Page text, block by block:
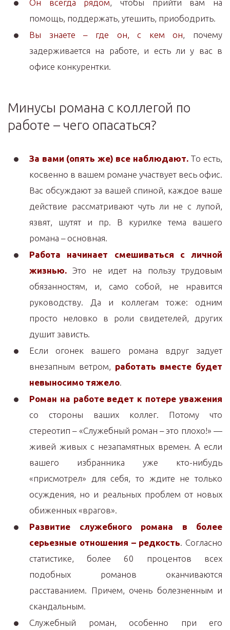
Он всегда рядом, чтобы прийти вам на
помощь, поддержать, утешить, приободрить.
Вы знаете – где он, с кем он, почему
задерживается на работе, и есть ли у вас в
офисе конкурентки.
Минусы романа с коллегой по
работе – чего опасаться?
За вами (опять же) все наблюдают.То есть,
косвенно в вашем романе участвует весь офис.
Вас обсуждают за вашей спиной, каждое ваше
действие рассматривают чуть ли не с лупой,
язвят, шутят и пр. В курилке тема вашего
романа – основная.
Работа начинает смешиваться с личной
жизнью. Это не идет на пользу трудовым
обязанностям, и, само собой, не нравится
руководству. Да и коллегам тоже: одним
просто неловко в роли свидетелей, других
душит зависть.
Если огонек вашего романа вдруг задует
внезапным ветром, работать вместе будет
невыносимо тяжело.
Роман на работе ведет к потере уважения
со стороны ваших коллег. Потому что
стереотип – «Служебный роман – это плохо!» —
живей живых с незапамятных времен. А если
вашего избранника уже кто-нибудь
«присмотрел» для себя, то ждите не только
осуждения, но и реальных проблем от новых
обиженных «врагов».
Развитие служебного романа в более
серьезные отношения – редкость. Согласно
статистике, более 60 процентов всех
подобных романов оканчиваются
расставанием. Причем, очень болезненным и
скандальным.
Служебный роман, особенно при его